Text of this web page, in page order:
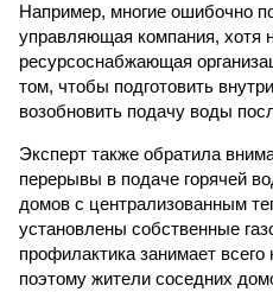
Например, многие ошибочно
управляющая компания, хотя
ресурсоснабжающая
том, чтобы подготовить
возобновить подачу воды
Эксперт также обратила
перерывы в подаче горячей
домов с централизованным
установлены собственные
профилактика занимает
поэтому жители соседних